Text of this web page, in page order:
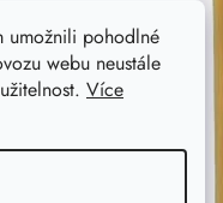
umožnili pohodlné
webu neustále
Více